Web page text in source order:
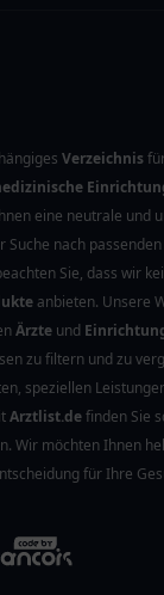
Verzeichnis
eine neutrale und
Suche nach passenden
Sie, dass wir
anbieten. Unsere
Ärzte und
zu filtern und zu
speziellen
Arztlist.definden Sie
Wir möchten Ihnen
für Ihre